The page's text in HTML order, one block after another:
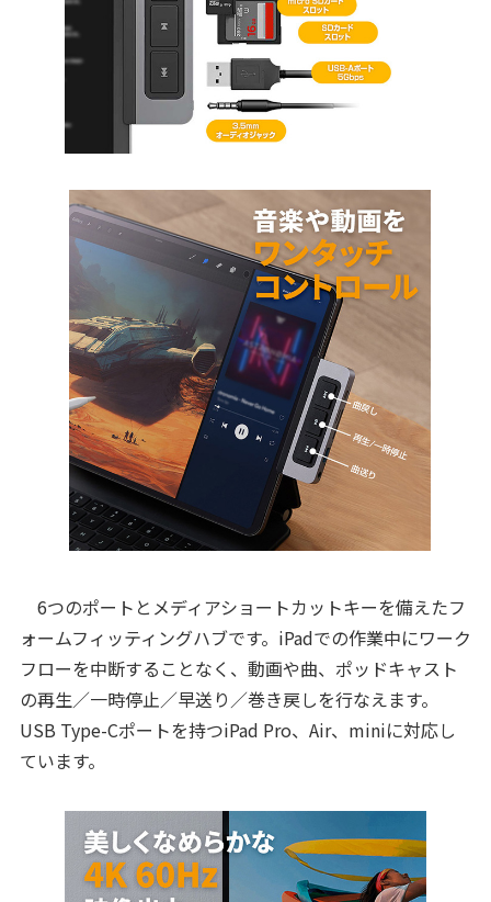
6つのポートとメディアショートカットキーを備えたフ
ォームフィッティングハブです。iPadでの作業中にワーク
フローを中断することなく、動画や曲、ポッドキャスト
の再生／一時停止／早送り／巻き戻しを行なえます。
USB Type-Cポートを持つiPad Pro、Air、miniに対応し
ています。